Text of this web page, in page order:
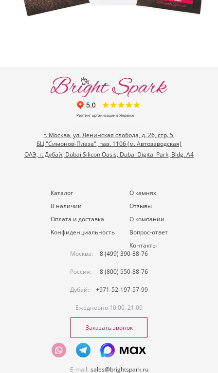
г. Москва, ул. Ленинская слобода, д. 26, стр. 5,
БЦ "Симонов-Плаза", пав. 1106 (м. Автозаводская)
ОАЭ, г. Дубай, Dubai Silicon Oasis, Dubai Digital Park, Bldg. A4
Каталог
В наличии
Оплата и доставка
Конфиденциальность
О камнях
Отзывы
О компании
Вопрос-ответ
Контакты
Москва:
8 (499) 390-88-76
Россия: 8 (800) 550-88-76
Дубай: +971-52-197-57-99
Ежедневно 10:00–21:00
Заказать звонок
E-mail: sales@brightspark.ru